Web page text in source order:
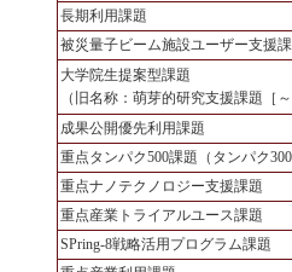
長期利用課題
被災量子ビーム施設ユーザー支援
大学院生提案型課題
（旧名称：萌芽的研究支援課題［
成果公開優先利用課題
重点タンパク500課題（タンパク
重点ナノテクノロジー支援課題
重点産業トライアルユース課題
SPring-8戦略活用プログラム課題